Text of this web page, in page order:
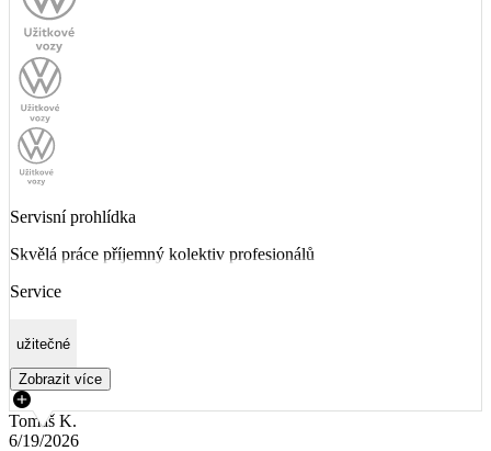
Servisní prohlídka
Skvělá práce příjemný kolektiv profesionálů
Service
užitečné
Zobrazit více
Tomáš K.
6/19/2026